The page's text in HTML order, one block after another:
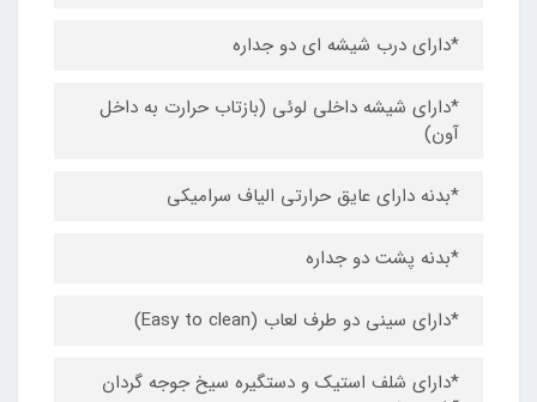
*دارای درب شیشه ای دو جداره
*دارای شیشه داخلی لوئی (بازتاب حرارت به داخل
آون)
*بدنه دارای عایق حرارتی الیاف سرامیکی
*بدنه پشت دو جداره
*دارای سینی دو طرف لعاب (Easy to clean)
*دارای شلف استیک و دستگیره سیخ جوجه گردان